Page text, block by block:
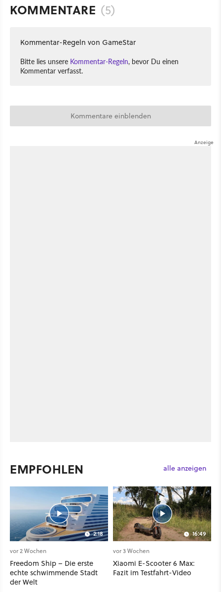
KOMMENTARE (5)
Kommentar-Regeln von GameStar
Bitte lies unsere Kommentar-Regeln, bevor Du einen
Kommentar verfasst.
Kommentare einblenden
EMPFOHLEN alle anzeigen
2:18
vor 2 Wochen
Freedom Ship – Die erste
echte schwimmende Stadt
der Welt
16:49
vor 3 Wochen
Xiaomi E-Scooter 6 Max:
Fazit im Testfahrt-Video